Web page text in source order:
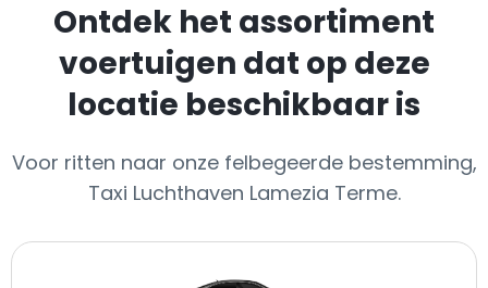
Ontdek het assortiment
voertuigen dat op deze
locatie beschikbaar is
Voor ritten naar onze felbegeerde bestemming,
Taxi Luchthaven Lamezia Terme.